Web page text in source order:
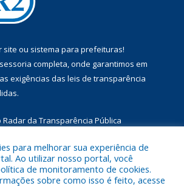
site ou sistema para prefeituras!
completa, onde garantimos em
exigências das leis de transparência
Radar da Transparência Pública
para melhorar sua experiência de
Ao utilizar nosso portal, você
de monitoramento de cookies.
sobre como isso é feito, acesse